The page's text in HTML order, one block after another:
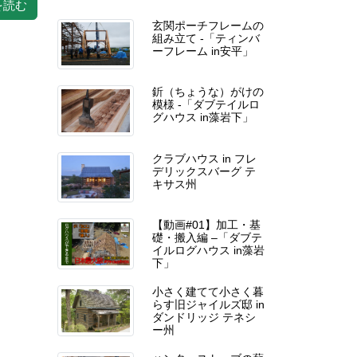
読む
玄関ポーチフレームの
組み立て -「ティンバ
ーフレーム in安平」
釿（ちょうな）がけの
模様 -「ダブテイルロ
グハウス in藻岩下」
クラブハウス in フレ
デリックスバーグ テ
キサス州
【動画#01】加工・基
礎・搬入編 –「ダブテ
イルログハウス in藻岩
下」
小さく建てて小さく暮
らす旧ジャイルズ邸 in
ダンドリッジ テネシ
ー州